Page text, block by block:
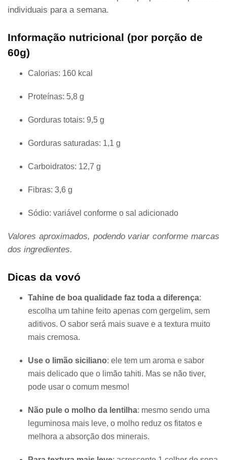
individuais para a semana.
Informação nutricional (por porção de
60g)
Calorias: 160 kcal
Proteínas: 5,8 g
Gorduras totais: 9,5 g
Gorduras saturadas: 1,1 g
Carboidratos: 12,7 g
Fibras: 3,6 g
Sódio: variável conforme o sal adicionado
Valores aproximados, podendo variar conforme marcas
dos ingredientes.
Dicas da vovó
Tahine de boa qualidade faz toda a diferença:
escolha um tahine feito apenas com gergelim, sem
aditivos. O sabor será mais suave e a textura muito
mais cremosa.
Use o limão siciliano: ele tem um aroma e sabor
mais delicado que o limão tahiti. Mas se não tiver,
pode usar o comum mesmo!
Não pule o molho da lentilha: mesmo sendo uma
leguminosa mais leve, o molho reduz os fitatos e
melhora a absorção dos minerais.